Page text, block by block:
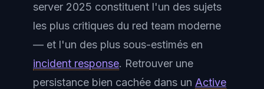
server 2025 constituent l'un des sujets
les plus critiques du red team moderne
— et l'un des plus sous-estimés en
incident response. Retrouver une
persistance bien cachée dans un Active